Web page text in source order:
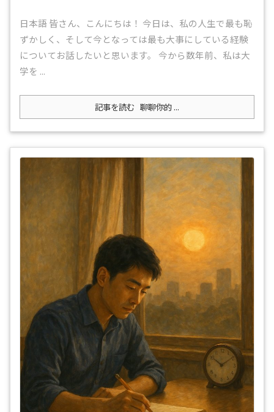
日本語 皆さん、こんにちは！ 今日は、私の人生で最も恥
ずかしく、そして今となっては最も大事にしている経験
についてお話したいと思います。 今から数年前、私は大
学を ...
記事を読む 聊聊你的 ...